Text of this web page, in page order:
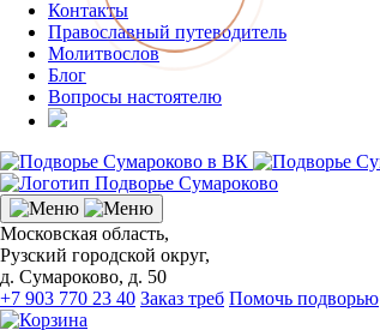
Контакты
Православный путеводитель
Молитвослов
Блог
Вопросы настоятелю
Московская область,
Рузский городской округ,
д. Сумароково, д. 50
+7 903 770 23 40 Заказ треб Помочь подворью